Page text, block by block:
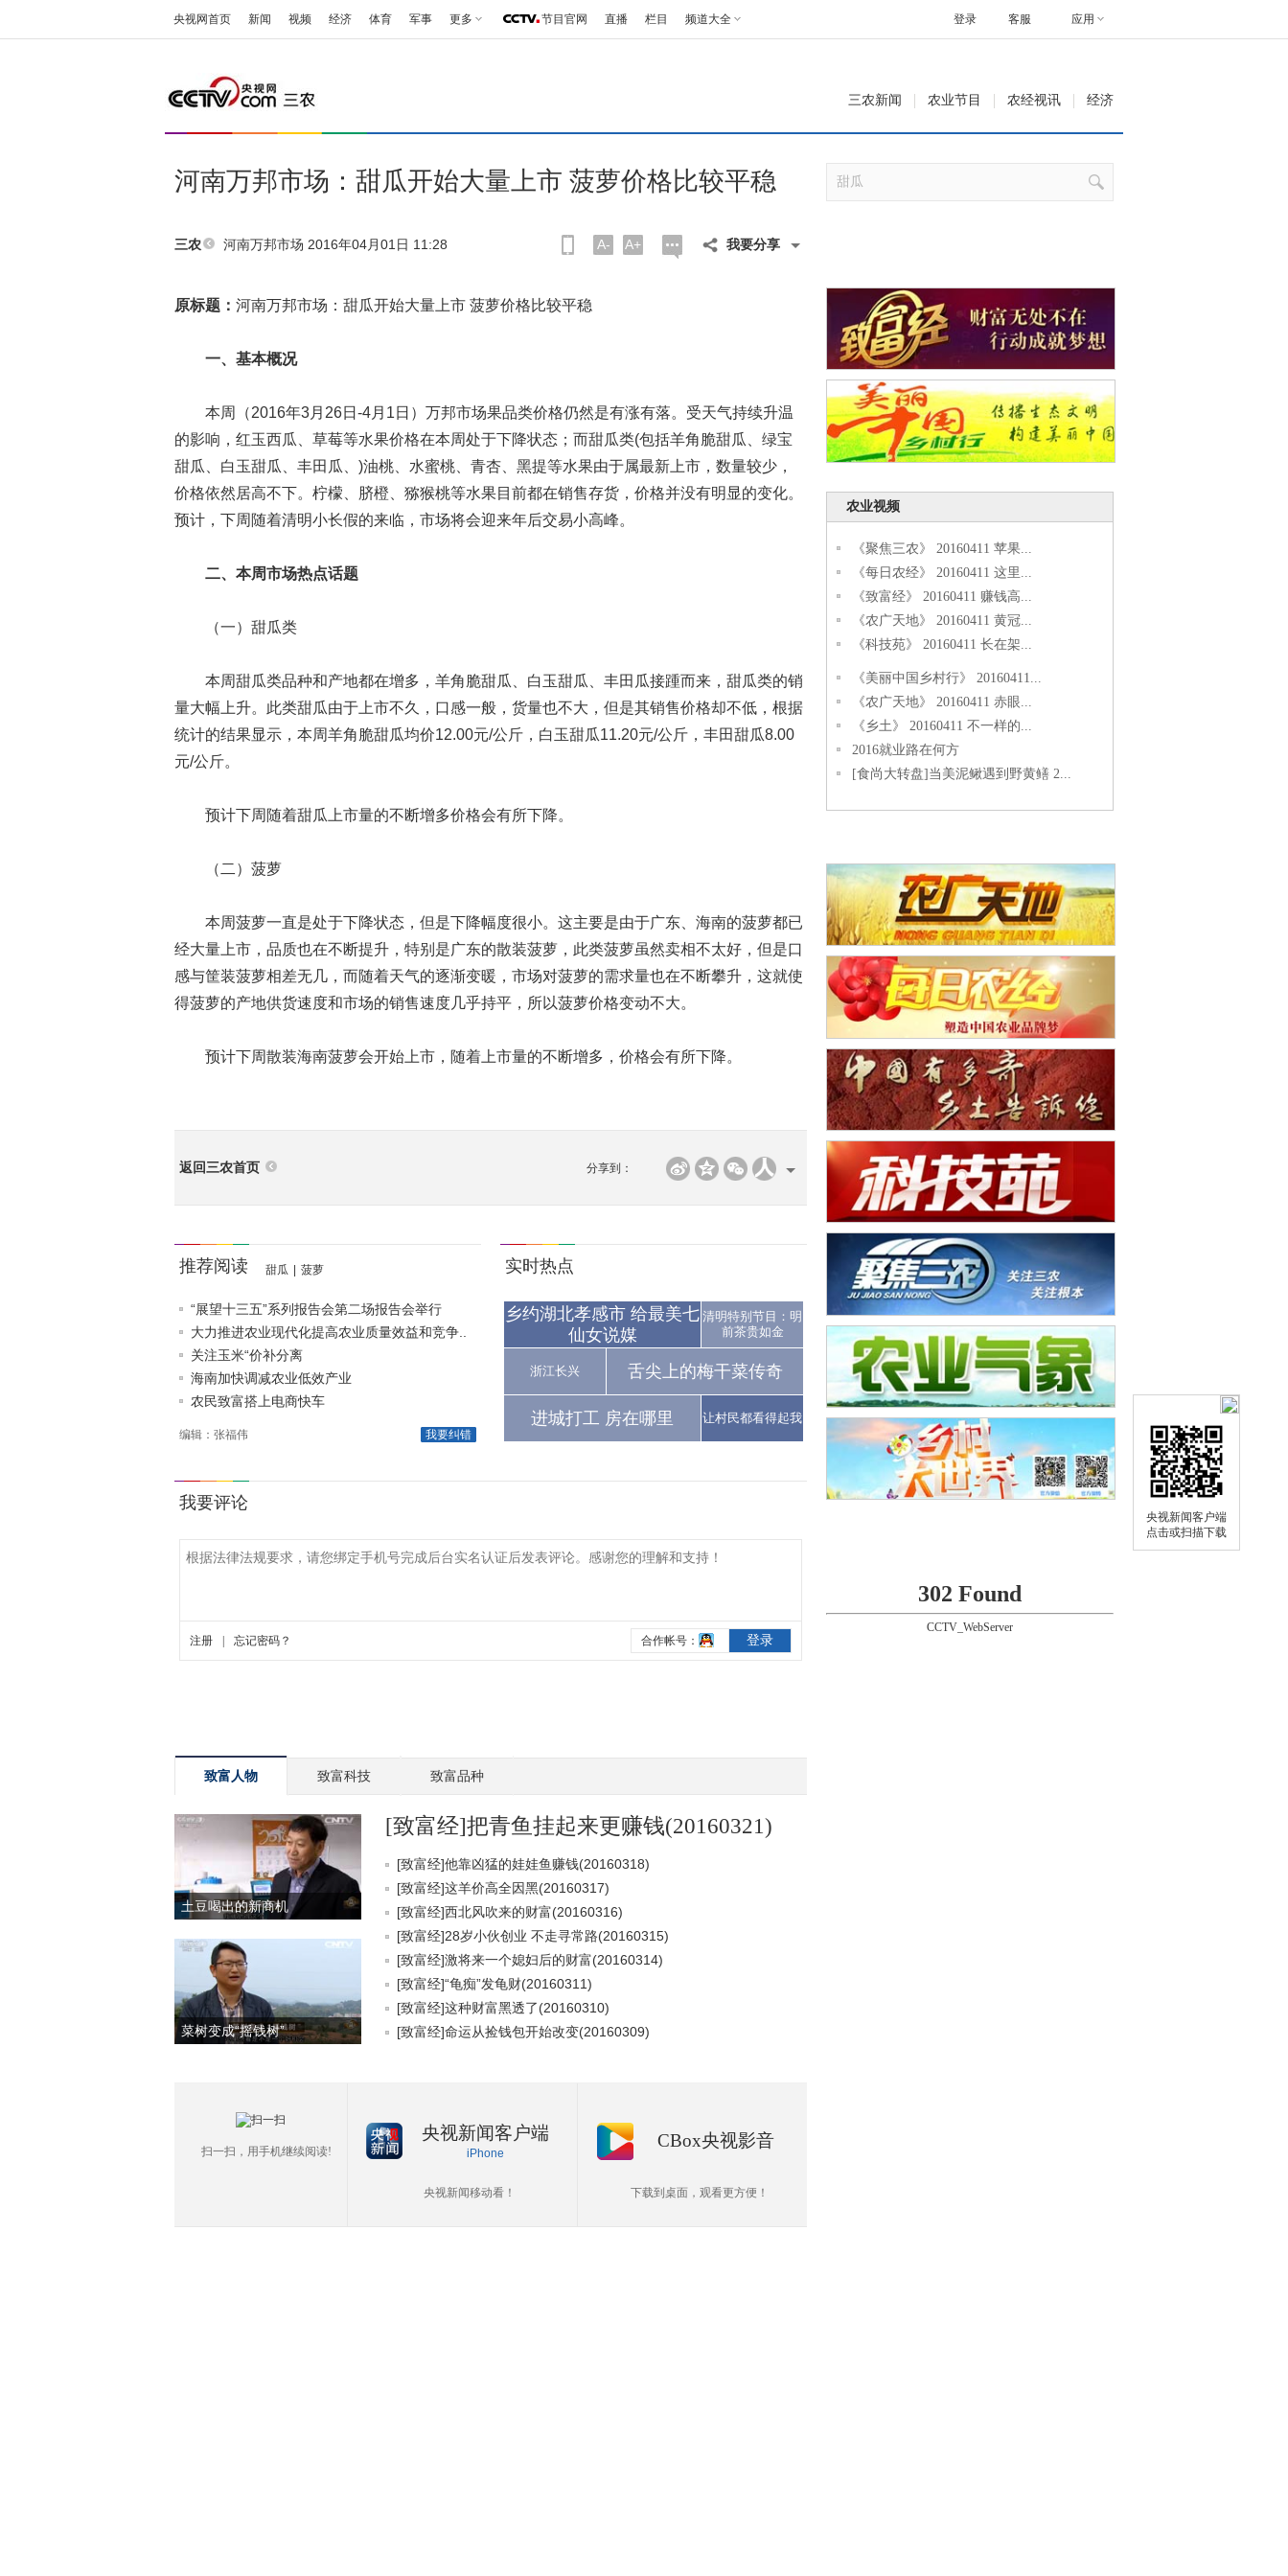
央视新闻客户端
点击或扫描下载
央视网首页 新闻 视频 经济 体育 军事 更多 节目官网 直播 栏目 频道大全 客服 应用
登录
三农新闻 农业节目 农经视讯 经济
河南万邦市场：甜瓜开始大量上市 菠萝价格比较平稳
三农 河南万邦市场 2016年04月01日 11:28 A- A+ 我要分享
原标题： 河南万邦市场：甜瓜开始大量上市 菠萝价格比较平稳
一、基本概况
本周（2016年3月26日-4月1日）万邦市场果品类价格仍然是有涨有落。受天气持续升温
的影响，红玉西瓜、草莓等水果价格在本周处于下降状态；而甜瓜类(包括羊角脆甜瓜、绿宝
甜瓜、白玉甜瓜、丰田瓜、)油桃、水蜜桃、青杏、黑提等水果由于属最新上市，数量较少，
价格依然居高不下。柠檬、脐橙、猕猴桃等水果目前都在销售存货，价格并没有明显的变化。
预计，下周随着清明小长假的来临，市场将会迎来年后交易小高峰。
二、本周市场热点话题
（一）甜瓜类
本周甜瓜类品种和产地都在增多，羊角脆甜瓜、白玉甜瓜、丰田瓜接踵而来，甜瓜类的销
量大幅上升。此类甜瓜由于上市不久，口感一般，货量也不大，但是其销售价格却不低，根据
统计的结果显示，本周羊角脆甜瓜均价12.00元/公斤，白玉甜瓜11.20元/公斤，丰田甜瓜8.00
元/公斤。
预计下周随着甜瓜上市量的不断增多价格会有所下降。
（二）菠萝
本周菠萝一直是处于下降状态，但是下降幅度很小。这主要是由于广东、海南的菠萝都已
经大量上市，品质也在不断提升，特别是广东的散装菠萝，此类菠萝虽然卖相不太好，但是口
感与筐装菠萝相差无几，而随着天气的逐渐变暖，市场对菠萝的需求量也在不断攀升，这就使
得菠萝的产地供货速度和市场的销售速度几乎持平，所以菠萝价格变动不大。
预计下周散装海南菠萝会开始上市，随着上市量的不断增多，价格会有所下降。
返回三农首页 分享到：
推荐阅读 甜瓜 菠萝
“展望十三五”系列报告会第二场报告会举行
大力推进农业现代化提高农业质量效益和竞争..
关注玉米“价补分离
海南加快调减农业低效产业
农民致富搭上电商快车
我要纠错
编辑：张福伟
实时热点
乡约湖北孝感市 给最美七
仙女说媒
清明特别节目：明
前茶贵如金
浙江长兴 舌尖上的梅干菜传奇
进城打工 房在哪里 让村民都看得起我
致富人物 致富科技 致富品种
土豆喝出的新商机
菜树变成“摇钱树”
[致富经]把青鱼挂起来更赚钱(20160321)
[致富经]他靠凶猛的娃娃鱼赚钱(20160318)
[致富经]这羊价高全因黑(20160317)
[致富经]西北风吹来的财富(20160316)
[致富经]28岁小伙创业 不走寻常路(20160315)
[致富经]激将来一个媳妇后的财富(20160314)
[致富经]“龟痴”发龟财(20160311)
[致富经]这种财富黑透了(20160310)
[致富经]命运从捡钱包开始改变(20160309)
扫一扫，用手机继续阅读!
央视新闻客户端
iPhone
央视新闻移动看！
CBox央视影音
下载到桌面，观看更方便！
农业视频
《聚焦三农》 20160411 苹果...
《每日农经》 20160411 这里...
《致富经》 20160411 赚钱高...
《农广天地》 20160411 黄冠...
《科技苑》 20160411 长在架...
《美丽中国乡村行》 20160411...
《农广天地》 20160411 赤眼...
《乡土》 20160411 不一样的...
2016就业路在何方
[食尚大转盘]当美泥鳅遇到野黄鳝 2...
302 Found
CCTV_WebServer